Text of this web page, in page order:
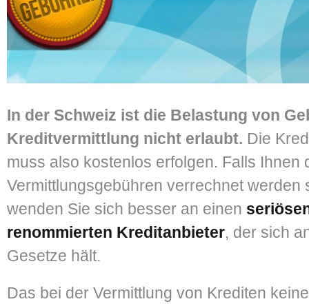
In der Schweiz ist die Belastung von
Kreditvermittlung nicht erlaubt. Die
muss also kostenlos erfolgen. Falls Ihnen
Vermittlungsgebühren verrechnet werden
wenden Sie sich besser an einen
renommierten Kreditanbieter, der sich
Gesetze hält.
Das bei der Vermittlung von Krediten